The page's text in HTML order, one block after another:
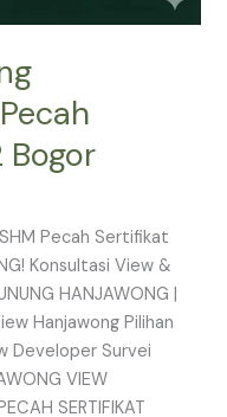
Pecah Sertifikat
Konsultasi View &
HANJAWONG |
Hanjawong Pilihan
Developer Survei
VIEW
SERTIFIKAT